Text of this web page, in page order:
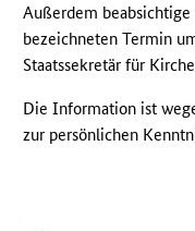
Außerdem
bezeichneten Termin
Staatssekretär für
Die Information ist
zur persönlichen